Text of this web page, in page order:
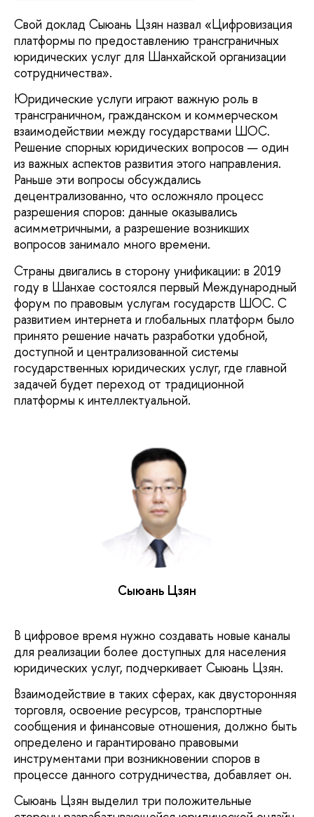
Свой доклад Сыюань Цзян назвал «Цифровизация
платформы по предоставлению трансграничных
юридических услуг для Шанхайской организации
сотрудничества».
Юридические услуги играют важную роль в
трансграничном, гражданском и коммерческом
взаимодействии между государствами ШОС.
Решение спорных юридических вопросов — один
из важных аспектов развития этого направления.
Раньше эти вопросы обсуждались
децентрализованно, что осложняло процесс
разрешения споров: данные оказывались
асимметричными, а разрешение возникших
вопросов занимало много времени.
Страны двигались в сторону унификации: в 2019
году в Шанхае состоялся первый Международный
форум по правовым услугам государств ШОС. С
развитием интернета и глобальных платформ было
принято решение начать разработки удобной,
доступной и централизованной системы
государственных юридических услуг, где главной
задачей будет переход от традиционной
платформы к интеллектуальной.
Сыюань Цзян
В цифровое время нужно создавать новые каналы
для реализации более доступных для населения
юридических услуг, подчеркивает Сыюань Цзян.
Взаимодействие в таких сферах, как двусторонняя
торговля, освоение ресурсов, транспортные
сообщения и финансовые отношения, должно быть
определено и гарантировано правовыми
инструментами при возникновении споров в
процессе данного сотрудничества, добавляет он.
Сыюань Цзян выделил три положительные